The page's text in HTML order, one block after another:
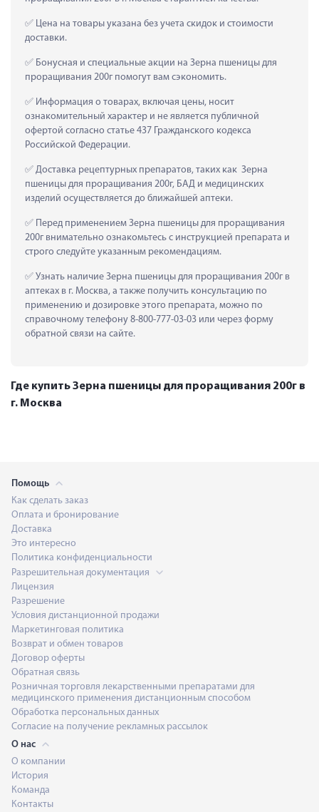
Цена на товары указана без учета скидок и стоимости
доставки.
Бонусная и специальные акции на Зерна пшеницы для
проращивания 200г помогут вам сэкономить.
Информация о товарах, включая цены, носит
ознакомительный характер и не является публичной
офертой согласно статье 437 Гражданского кодекса
Российской Федерации.
Доставка рецептурных препаратов, таких как  Зерна
пшеницы для проращивания 200г, БАД и медицинских
изделий осуществляется до ближайшей аптеки.
Перед применением Зерна пшеницы для проращивания
200г внимательно ознакомьтесь с инструкцией препарата и
строго следуйте указанным рекомендациям.
Узнать наличие Зерна пшеницы для проращивания 200г в
аптеках в г. Москва, а также получить консультацию по
применению и дозировке этого препарата, можно по
справочному телефону 8-800-777-03-03 или через форму
обратной связи на сайте.
Где купить Зерна пшеницы для проращивания 200г в
г. Москва
Помощь
Как сделать заказ
Оплата и бронирование
Доставка
Это интересно
Политика конфиденциальности
Разрешительная документация
Лицензия
Разрешение
Условия дистанционной продажи
Маркетинговая политика
Возврат и обмен товаров
Договор оферты
Обратная связь
Розничная торговля лекарственными препаратами для
медицинского применения дистанционным способом
Обработка персональных данных
Согласие на получение рекламных рассылок
О нас
О компании
История
Команда
Контакты